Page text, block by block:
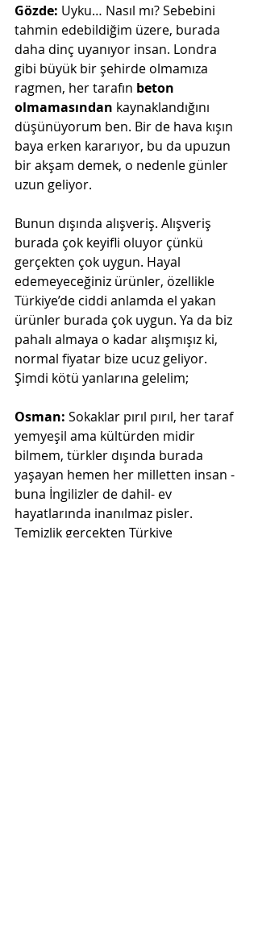
Gözde: Uyku… Nasıl mı? Sebebini
tahmin edebildiğim üzere, burada
daha dinç uyanıyor insan. Londra
gibi büyük bir şehirde olmamıza
ragmen, her tarafın beton
olmamasından kaynaklandığını
düşünüyorum ben. Bir de hava kışın
baya erken kararıyor, bu da upuzun
bir akşam demek, o nedenle günler
uzun geliyor.
Bunun dışında alışveriş. Alışveriş
burada çok keyifli oluyor çünkü
gerçekten çok uygun. Hayal
edemeyeceğiniz ürünler, özellikle
Türkiye’de ciddi anlamda el yakan
ürünler burada çok uygun. Ya da biz
pahalı almaya o kadar alışmışız ki,
normal fiyatar bize ucuz geliyor.
Şimdi kötü yanlarına gelelim;
Osman: Sokaklar pırıl pırıl, her taraf
yemyeşil ama kültürden midir
bilmem, türkler dışında burada
yaşayan hemen her milletten insan -
buna İngilizler de dahil- ev
hayatlarında inanılmaz pisler.
Temizlik gerçekten Türkiye